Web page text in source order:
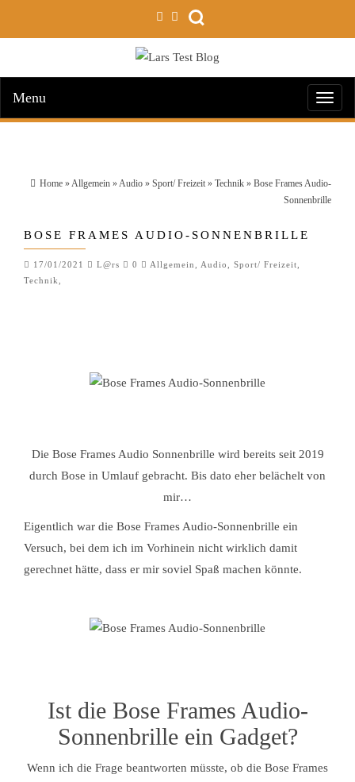
Menu
Home »Allgemein »Audio » Sport/ Freizeit » Technik » Bose Frames Audio-
Sonnenbrille
BOSE FRAMES AUDIO-SONNENBRILLE
17/01/2021 L@rs 0 Allgemein Audio Sport/ Freizeit
Technik
Die Bose Frames Audio Sonnenbrille wird bereits seit 2019
durch Bose in Umlauf gebracht. Bis dato eher belächelt von
mir…
Eigentlich war die Bose Frames Audio-Sonnenbrille ein
Versuch, bei dem ich im Vorhinein nicht wirklich damit
gerechnet hätte, dass er mir soviel Spaß machen könnte.
Ist die Bose Frames Audio-
Sonnenbrille ein Gadget?
Wenn ich die Frage beantworten müsste, ob die Bose Frames